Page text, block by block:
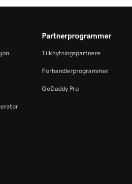
Partnerprogrammer
Tilknytningspartnere
Forhandlerprogrammer
GoDaddy Pro